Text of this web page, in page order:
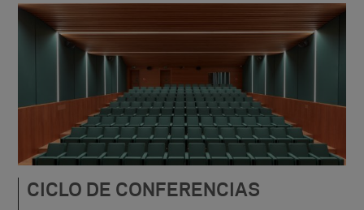
CICLO DE CONFERENCIAS